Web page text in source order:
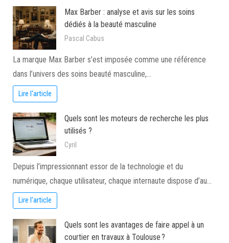
Max Barber : analyse et avis sur les soins
dédiés à la beauté masculine
Pascal Cabus
La marque Max Barber s’est imposée comme une référence
dans l’univers des soins beauté masculine,…
Lire l'article
Quels sont les moteurs de recherche les plus
utilisés ?
Cyril
Depuis l’impressionnant essor de la technologie et du
numérique, chaque utilisateur, chaque internaute dispose d’au…
Lire l'article
Quels sont les avantages de faire appel à un
courtier en travaux à Toulouse ?